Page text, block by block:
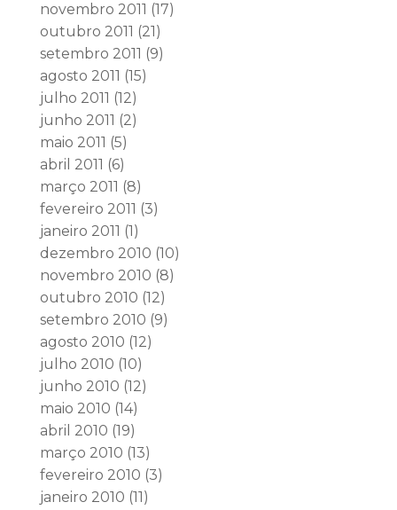
novembro 2011 (17)
outubro 2011 (21)
setembro 2011 (9)
agosto 2011 (15)
julho 2011 (12)
junho 2011 (2)
maio 2011 (5)
abril 2011 (6)
março 2011 (8)
fevereiro 2011 (3)
janeiro 2011 (1)
dezembro 2010 (10)
novembro 2010 (8)
outubro 2010 (12)
setembro 2010 (9)
agosto 2010 (12)
julho 2010 (10)
junho 2010 (12)
maio 2010 (14)
abril 2010 (19)
março 2010 (13)
fevereiro 2010 (3)
janeiro 2010 (11)